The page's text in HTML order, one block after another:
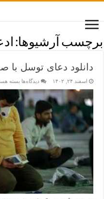
برچسب آرشیوها:
دانلود دعای توسل با
اسفند ۲۴, ۱۴۰۲ دیدگاه‌ها بسته